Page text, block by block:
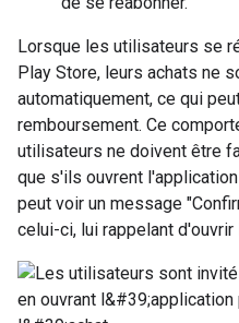
Lorsque les utilisateurs se
Play Store, leurs achats ne
automatiquement, ce qui
remboursement. Ce
utilisateurs ne doivent être
que s'ils ouvrent
peut voir un message
celui-ci, lui rappelant d'ouvrir